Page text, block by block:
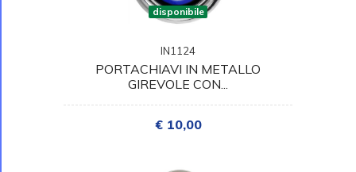
disponibile
IN1124
PORTACHIAVI IN METALLO
GIREVOLE CON...
€ 10,00